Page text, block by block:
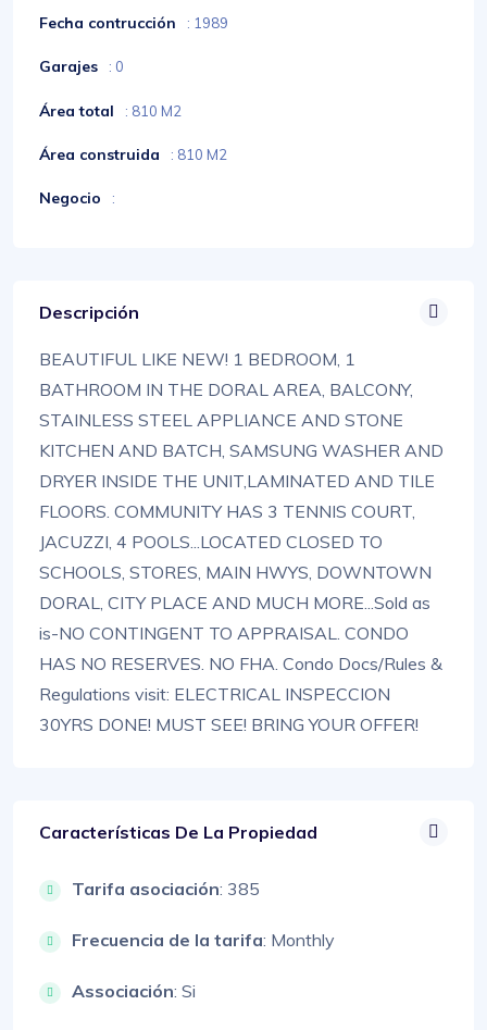
Fecha contrucción : 1989
Garajes : 0
Área total : 810 M2
Área construida : 810 M2
Negocio :
Descripción
BEAUTIFUL LIKE NEW! 1 BEDROOM, 1
BATHROOM IN THE DORAL AREA, BALCONY,
STAINLESS STEEL APPLIANCE AND STONE
KITCHEN AND BATCH, SAMSUNG WASHER AND
DRYER INSIDE THE UNIT,LAMINATED AND TILE
FLOORS. COMMUNITY HAS 3 TENNIS COURT,
JACUZZI, 4 POOLS...LOCATED CLOSED TO
SCHOOLS, STORES, MAIN HWYS, DOWNTOWN
DORAL, CITY PLACE AND MUCH MORE...Sold as
is-NO CONTINGENT TO APPRAISAL. CONDO
HAS NO RESERVES. NO FHA. Condo Docs/Rules &
Regulations visit: ELECTRICAL INSPECCION
30YRS DONE! MUST SEE! BRING YOUR OFFER!
Características De La Propiedad
Tarifa asociación: 385
Frecuencia de la tarifa: Monthly
Associación: Si